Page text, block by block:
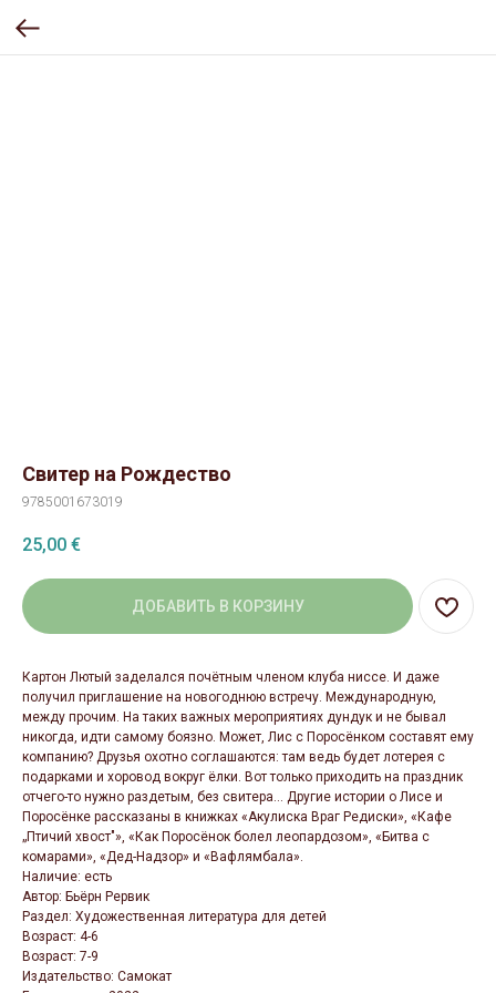
Свитер на Рождество
9785001673019
25,00 €
ДОБАВИТЬ В КОРЗИНУ
Картон Лютый заделался почётным членом клуба ниссе. И даже
получил приглашение на новогоднюю встречу. Международную,
между прочим. На таких важных мероприятиях дундук и не бывал
никогда, идти самому боязно. Может, Лис с Поросёнком составят ему
компанию? Друзья охотно соглашаются: там ведь будет лотерея с
подарками и хоровод вокруг ёлки. Вот только приходить на праздник
отчего-то нужно раздетым, без свитера... Другие истории о Лисе и
Поросёнке рассказаны в книжках «Акулиска Враг Редиски», «Кафе
„Птичий хвост"», «Как Поросёнок болел леопардозом», «Битва с
комарами», «Дед-Надзор» и «Вафлямбала».
Наличие: есть
Автор: Бьёрн Рервик
Раздел: Художественная литература для детей
Возраст: 4-6
Возраст: 7-9
Издательство: Самокат